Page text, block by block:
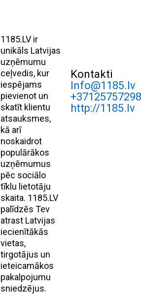
1185.LV ir
unikāls Latvijas
uzņēmumu
ceļvedis, kur
iespējams
pievienot un
skatīt klientu
atsauksmes,
kā arī
noskaidrot
populārākos
uzņēmumus
pēc sociālo
tīklu lietotāju
skaita. 1185.LV
palīdzēs Tev
atrast Latvijas
iecienītākās
vietas,
tirgotājus un
ieteicamākos
pakalpojumu
sniedzējus.
Kontakti
Info@1185.lv
http://1185.lv